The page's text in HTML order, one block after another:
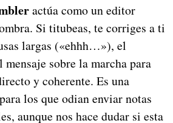
actúa como un editor
Si titubeas, te corriges a ti
largas («ehhh…»), el
sobre la marcha para
y coherente. Es una
los que odian enviar notas
aunque nos hace dudar si esta